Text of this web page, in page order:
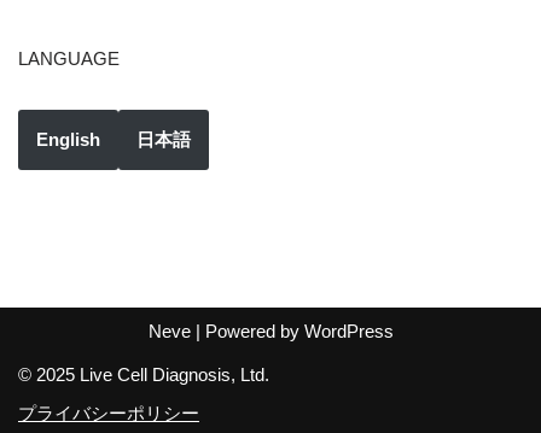
LANGUAGE
English 日本語
Neve| Powered by WordPress
© 2025 Live Cell Diagnosis, Ltd.
プライバシーポリシー